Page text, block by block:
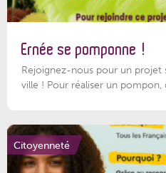
Ernée se pomponne !
Rejoignez-nous pour un
ville ! Pour réaliser un pompon,
Citoyenneté